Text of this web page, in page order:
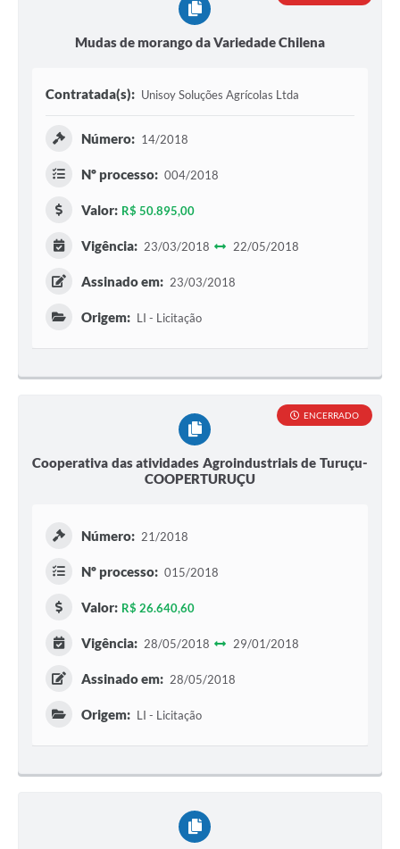
Mudas de morango da Variedade Chilena
Contratada(s): Unisoy Soluções Agrícolas Ltda
Número: 14/2018
Nº processo: 004/2018
Valor: R$ 50.895,00
Vigência: 23/03/2018 22/05/2018
Assinado em: 23/03/2018
Origem: LI - Licitação
Cooperativa das atividades Agroindustriais de Turuçu-
COOPERTURUÇU
ENCERRADO
Número: 21/2018
Nº processo: 015/2018
Valor: R$ 26.640,60
Vigência: 28/05/2018 29/01/2018
Assinado em: 28/05/2018
Origem: LI - Licitação